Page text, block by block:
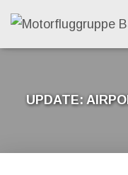
Update: